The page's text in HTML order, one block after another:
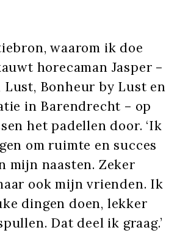
waarom ik doe
horecaman Jasper –
Lust, Bonheur by Lust en
in Barendrecht – op
het padellen door. ‘Ik
om ruimte en succes
mijn naasten. Zeker
ook mijn vrienden. Ik
dingen doen, lekker
Dat deel ik graag.’